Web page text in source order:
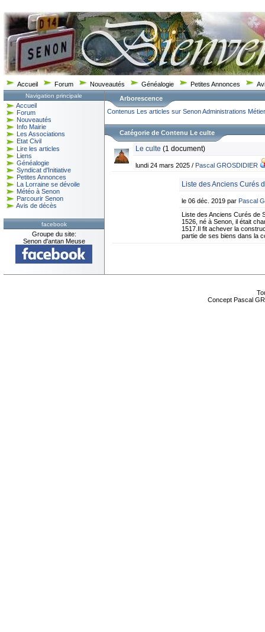
Accueil Forum Nouveautés Généalogie Petites Annonces
Navigation principale
Accueil
Forum
Nouveautés
Info Mairie
Les Associations
Etat Civil
Lire les articles
Liens
Généalogie
Syndicat d'Initiative
Petites Annonces
La Lorraine se dévoile
Météo à Senon
Parcourir Senon
Avis de décès
facebook
Groupe du site:
Senon d'antan Meuse
Arborescence
Contenus Les articles sur SenonAdministrations
Catégorie de Contenu Le culte
Le culte (1 document)
lundi 24 mars 2025 / Pascal GROSDIDIER
Liste des Anciens Curés
le 06 déc. 2019 par Pascal
Liste des Anciens Curés de
1526, né à Senon, il était
1517.Il fit achever la
partie de ses biens dans la
Concept Pascal